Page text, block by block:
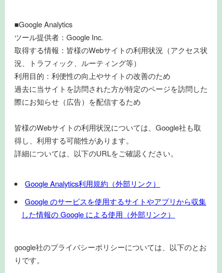
■Google Analytics
ツール提供者：Google Inc.
取得する情報：皆様のWebサイトの利用状況（アクセス状
況、トラフィック、ルーティング等）
利用目的：利便性の向上やサイトの改善のため
過去に当サイトを訪問された方が特定のページを訪問した
際にお知らせ（広告）を配信するため
皆様のWebサイトの利用状況については、Google社も取
得し、利用する可能性があります。
詳細については、以下のURLをご確認ください。
Google Analytics利用規約（外部リンク）
Google のサービスを使用するサイトやアプリから収集
した情報の Google による使用（外部リンク）
google社のプライバシーポリシーについては、以下のとお
りです。